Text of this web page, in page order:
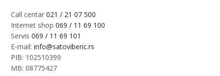
Call centar021 / 21 07 500
Internet shop069 / 11 69 100
Servis069 / 11 69 101
E-mail:info@satoviberic.rs
PIB: 102510399
MB: 08775427